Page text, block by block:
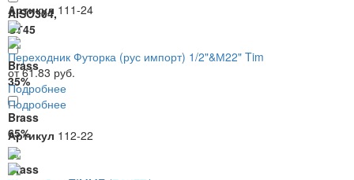
AISO304,
СТ45
Brass
35%
Brass
65%
Brass
Артикул 111-24
Переходник Футорка (рус импорт) 1/2"&М22" Tim
от 61.83 руб.
Подробнее
Подробнее
Артикул 112-22